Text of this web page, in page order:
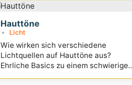
Hauttöne
Licht
Wie wirken sich verschiedene
Lichtquellen auf Hauttöne aus?
Ehrliche Basics zu einem schwierigen